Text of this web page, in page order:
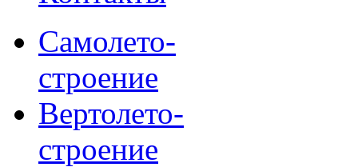
Самолето-
строение
Вертолето-
строение